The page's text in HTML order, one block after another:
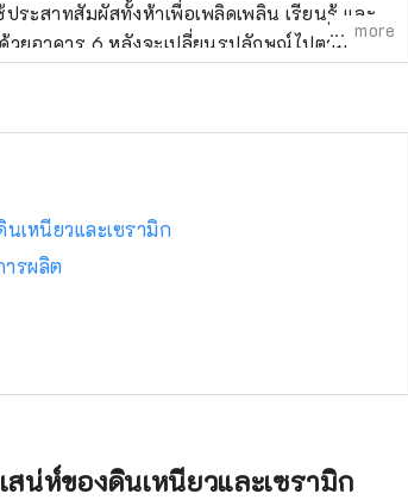
ระสาทสัมผัสทั้งห้าเพื่อเพลิดเพลิน เรียนรู้ และ
เวลาที่น่ารื่นรมย์ การค้นพบและความ
เสน่ห์ และความสนุกสนานของดินเหนียว เซรา
more
หนียวและเซรามิก
รผลิต
ห์ของดินเหนียวและเซรามิก